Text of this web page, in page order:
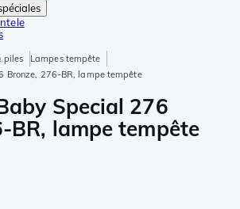
piles
Lampes tempête
Bronze, 276-BR, lampe tempête
Special 276
BR, lampe tempête